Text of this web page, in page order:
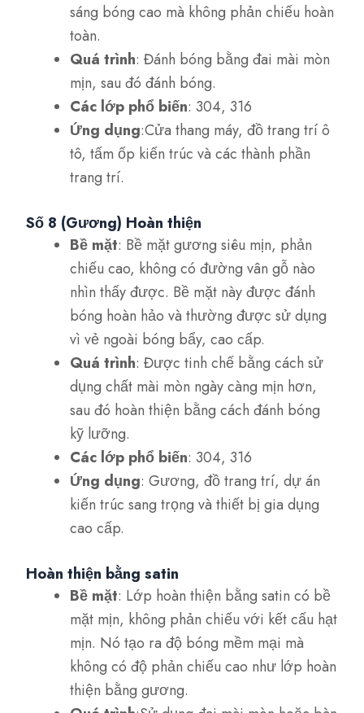
sáng bóng cao mà không phản chiếu hoàn
toàn.
Quá trình: Đánh bóng bằng đai mài mòn
mịn, sau đó đánh bóng.
Các lớp phổ biến: 304, 316
Ứng dụng:Cửa thang máy, đồ trang trí ô
tô, tấm ốp kiến trúc và các thành phần
trang trí.
Số 8 (Gương) Hoàn thiện
Bề mặt: Bề mặt gương siêu mịn, phản
chiếu cao, không có đường vân gỗ nào
nhìn thấy được. Bề mặt này được đánh
bóng hoàn hảo và thường được sử dụng
vì vẻ ngoài bóng bẩy, cao cấp.
Quá trình: Được tinh chế bằng cách sử
dụng chất mài mòn ngày càng mịn hơn,
sau đó hoàn thiện bằng cách đánh bóng
kỹ lưỡng.
Các lớp phổ biến: 304, 316
Ứng dụng: Gương, đồ trang trí, dự án
kiến trúc sang trọng và thiết bị gia dụng
cao cấp.
Hoàn thiện bằng satin
Bề mặt: Lớp hoàn thiện bằng satin có bề
mặt mịn, không phản chiếu với kết cấu hạt
mịn. Nó tạo ra độ bóng mềm mại mà
không có độ phản chiếu cao như lớp hoàn
thiện bằng gương.